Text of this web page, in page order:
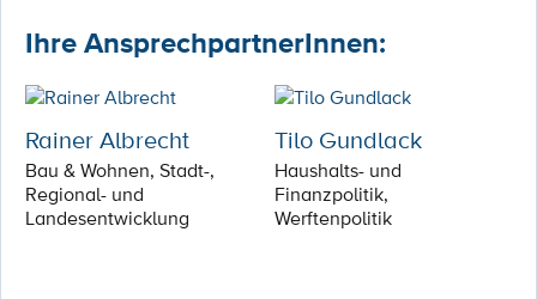
Ihre AnsprechpartnerInnen:
Rainer Albrecht
Bau & Wohnen, Stadt-,
Regional- und
Landesentwicklung
Tilo Gundlack
Haushalts- und
Finanzpolitik,
Werftenpolitik